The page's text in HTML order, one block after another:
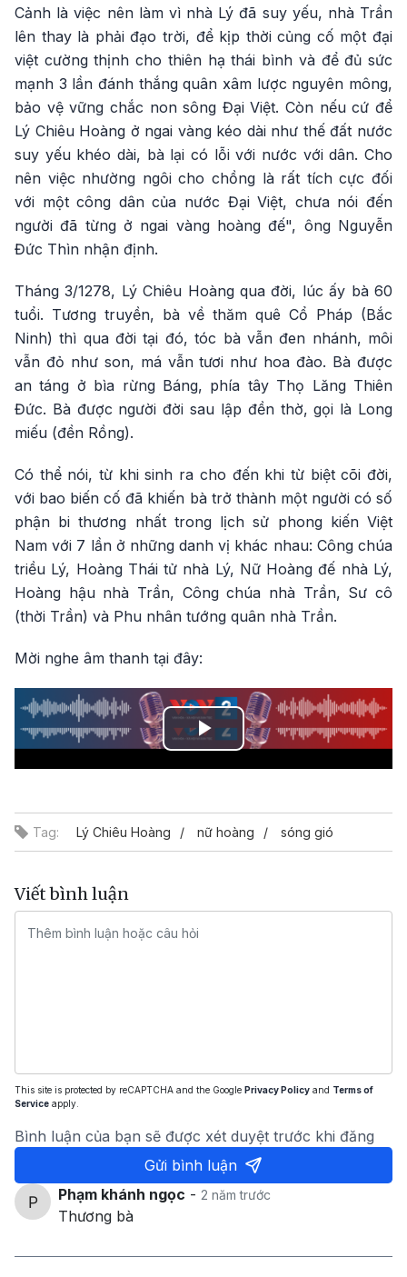
Cảnh là việc nên làm vì nhà Lý đã suy yếu, nhà Trần
lên thay là phải đạo trời, để kịp thời củng cố một đại
việt cường thịnh cho thiên hạ thái bình và để đủ sức
mạnh 3 lần đánh thắng quân xâm lược nguyên mông,
bảo vệ vững chắc non sông Đại Việt. Còn nếu cứ để
Lý Chiêu Hoàng ở ngai vàng kéo dài như thế đất nước
suy yếu khéo dài, bà lại có lỗi với nước với dân. Cho
nên việc nhường ngôi cho chồng là rất tích cực đối
với một công dân của nước Đại Việt, chưa nói đến
người đã từng ở ngai vàng hoàng đế", ông Nguyễn
Đức Thìn nhận định.
Tháng 3/1278, Lý Chiêu Hoàng qua đời, lúc ấy bà 60
tuổi. Tương truyền, bà về thăm quê Cổ Pháp (Bắc
Ninh) thì qua đời tại đó, tóc bà vẫn đen nhánh, môi
vẫn đỏ như son, má vẫn tươi như hoa đào. Bà được
an táng ở bìa rừng Báng, phía tây Thọ Lăng Thiên
Đức. Bà được người đời sau lập đền thờ, gọi là Long
miếu (đền Rồng).
Có thể nói, từ khi sinh ra cho đến khi từ biệt cõi đời,
với bao biến cố đã khiến bà trở thành một người có số
phận bi thương nhất trong lịch sử phong kiến Việt
Nam với 7 lần ở những danh vị khác nhau: Công chúa
triều Lý, Hoàng Thái tử nhà Lý, Nữ Hoàng đế nhà Lý,
Hoàng hậu nhà Trần, Công chúa nhà Trần, Sư cô
(thời Trần) và Phu nhân tướng quân nhà Trần.
Mời nghe âm thanh tại đây:
Play
Tag: Lý Chiêu Hoàng nữ hoàng sóng gió
Viết bình luận
This site is protected by reCAPTCHA and the Google Privacy Policy and Terms of
Service apply.
Bình luận của bạn sẽ được xét duyệt trước khi đăng
Gửi bình luận
Phạm khánh ngọc - 2 năm trước
Thương bà